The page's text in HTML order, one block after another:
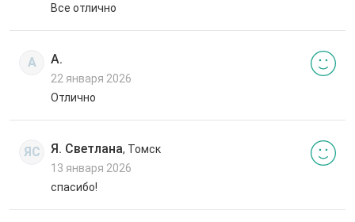
Все отлично
А А.
22 января 2026
Отлично
ЯС Я. Светлана, Томск
13 января 2026
спасибо!